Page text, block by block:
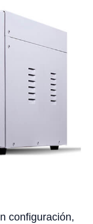
configuración,